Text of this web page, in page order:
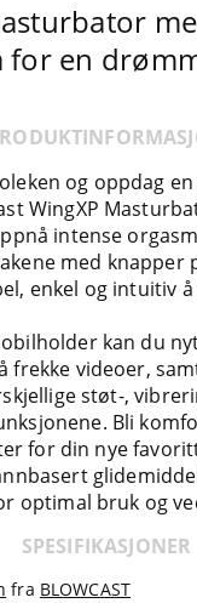
for en
og oppdag
WingXP
intense
med knapper
enkel og intuitiv
kan du
frekke videoer,
støt-,
Bli
for din nye
optimal bruk og
SPESIFIKASJONER
fra BLOWCAST